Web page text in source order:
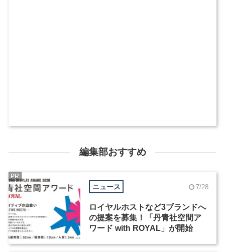
編集部おすすめ
ニュース 7/28
ロイヤルホストなど3ブランドへ
の提案を募集！「丹青社空間ア
ワード with ROYAL」が開始
PR